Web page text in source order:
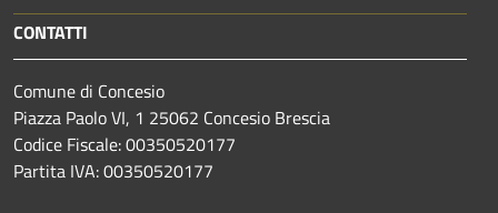
CONTATTI
Comune di Concesio
Piazza Paolo VI, 1 25062 Concesio Brescia
Codice Fiscale: 00350520177
Partita IVA: 00350520177